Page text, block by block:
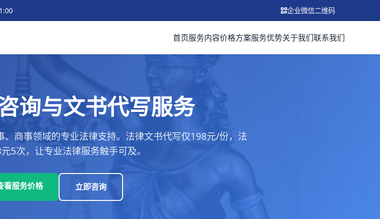
企业微信二维码
首页服务内容价格方案服务优势关于我们联系我们
询与文书代写服务
商事领域的专业法律支持。法律文书代写仅198元/份，法
5次，让专业法律服务触手可及。
看服务价格 立即咨询